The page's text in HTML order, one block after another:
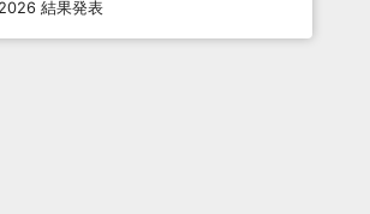
結果発表